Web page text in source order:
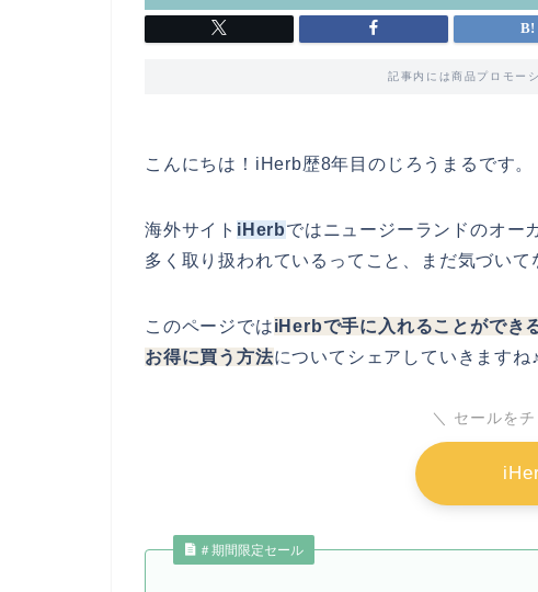
記事内には商品プロモー
こんにちは！iHerb歴8年目のじろうまるです。
海外サイト iHerbではニュージーランドのオー
多く取り扱われているってこと、まだ気づいて
このページではiHerbで手に入れることができ
お得に買う方法についてシェアしていきますね♪
＼ セールを
＃期間限定セール